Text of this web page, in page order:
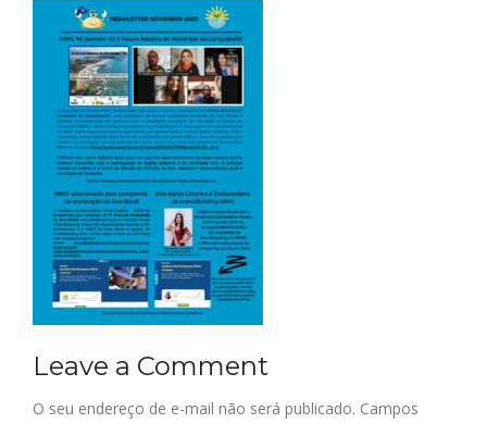
Leave a Comment
O seu endereço de e-mail não será publicado. Campos